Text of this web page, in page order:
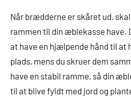
Når brædderne er skåret ud,
rammen til din æblekasse have.
at have en hjælpende hånd til at
plads, mens du skruer dem
have en stabil ramme, så din
til at blive fyldt med jord og